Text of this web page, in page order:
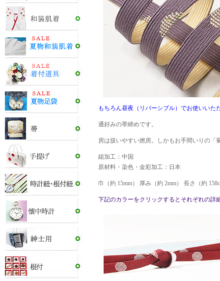
もちろん昼夜（リバーシブル）でお使いいた
通好みの帯締めです。
房は扱いやすい撚房。しかもお手間いりの「
組加工：中国
原材料・染色・金彩加工：日本
巾（約 15mm） 厚み（約 2mm） 長さ（約
下記のカラーをクリックするとそれぞれの詳